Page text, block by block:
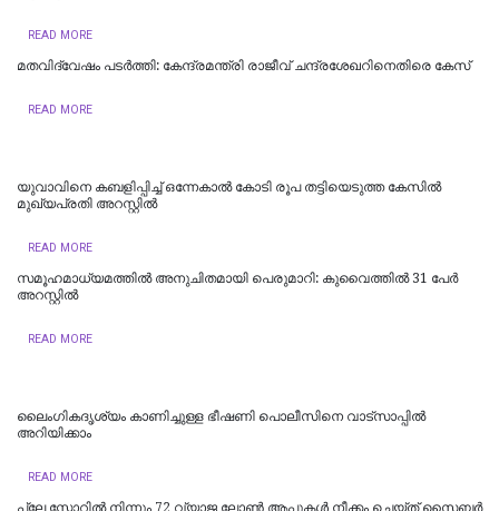
READ MORE
മതവിദ്വേഷം പടര്‍ത്തി: കേന്ദ്രമന്ത്രി രാജീവ് ചന്ദ്രശേഖറിനെതിരെ കേസ്
READ MORE
യുവാവിനെ കബളിപ്പിച്ച് ഒന്നേകാൽ കോടി രൂപ തട്ടിയെടുത്ത കേസിൽ
മുഖ്യപ്രതി അറസ്റ്റിൽ
READ MORE
സമൂഹമാധ്യമത്തില്‍ അനുചിതമായി പെരുമാറി: കുവൈത്തില്‍ 31 പേര്‍
അറസ്റ്റില്‍
READ MORE
ലൈംഗികദൃശ്യം കാണിച്ചുള്ള ഭീഷണി പൊലീസിനെ വാട്‌സാപ്പില്‍
അറിയിക്കാം
READ MORE
പ്ലേ സ്റ്റോറില്‍ നിന്നും 72 വ്യാജ ലോണ്‍ ആപ്പുകള്‍ നീക്കം ചെയ്ത് സൈബര്‍